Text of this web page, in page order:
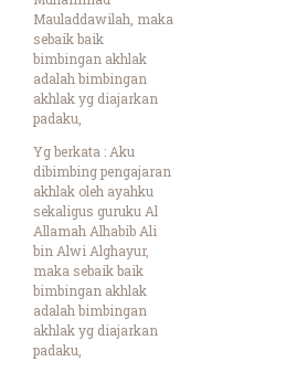
Mauladdawilah, maka
sebaik baik
bimbingan akhlak
adalah bimbingan
akhlak yg diajarkan
padaku,
Yg berkata : Aku
dibimbing pengajaran
akhlak oleh ayahku
sekaligus guruku Al
Allamah Alhabib Ali
bin Alwi Alghayur,
maka sebaik baik
bimbingan akhlak
adalah bimbingan
akhlak yg diajarkan
padaku,